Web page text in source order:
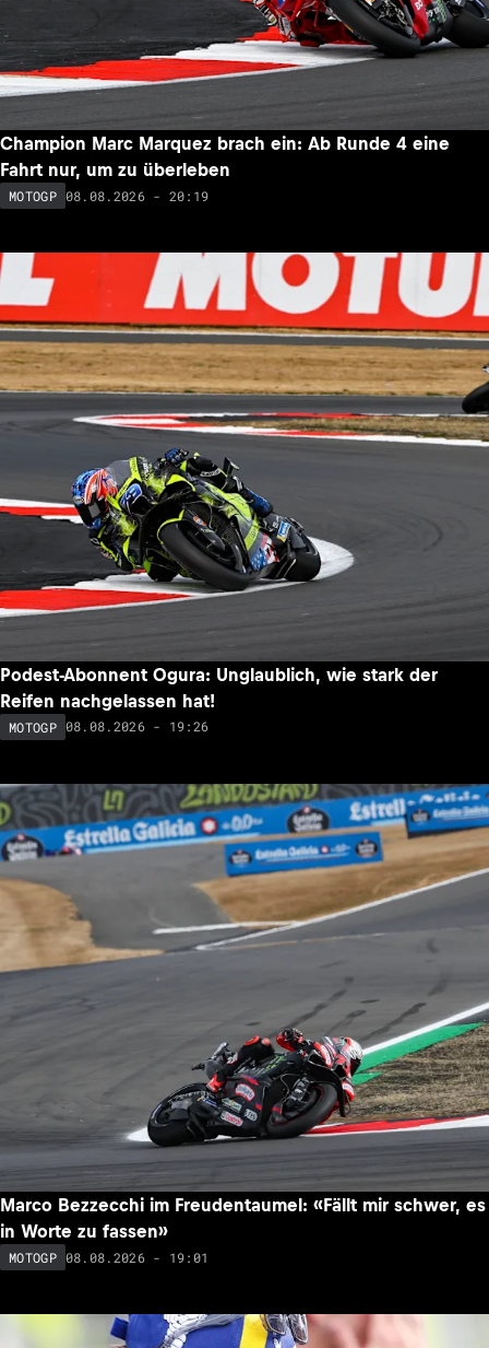
Champion Marc Marquez brach ein: Ab Runde 4 eine
Fahrt nur, um zu überleben
MOTOGP 08.08.2026 - 20:19
Podest-Abonnent Ogura: Unglaublich, wie stark der
Reifen nachgelassen hat!
MOTOGP 08.08.2026 - 19:26
Marco Bezzecchi im Freudentaumel: «Fällt mir schwer, es
in Worte zu fassen»
MOTOGP 08.08.2026 - 19:01